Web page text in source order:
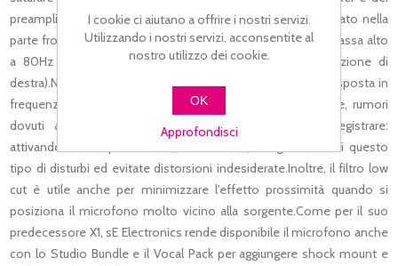
preamplificatori microfonici.Lo Switch Low-Cut è posizionato nella
parte frontale a destra del microfono ed inserisce un filtro passa alto
a 80Hz (nella posizione di sinistra) o 160Hz (nella posizione di
destra).Nella posizione centrale il filtro è inattivo, per una risposta in
frequenza lineare.Il soffio del vento, le consonanti plosive, rumori
dovuti al calpestio possono rovinare il segnale da registrare:
attivando il filtro passa alto (low cut filter) vengono ridotti questo
tipo di disturbi ed evitate distorsioni indesiderate.Inoltre, il filtro low
cut è utile anche per minimizzare l'effetto prossimità quando si
posiziona il microfono molto vicino alla sorgente.Come per il suo
predecessore X1, sE Electronics rende disponibile il microfono anche
con lo Studio Bundle e il Vocal Pack per aggiungere shock mount e
I cookie ci aiutano a offrire i nostri servizi.
Utilizzando i nostri servizi, acconsentite al
nostro utilizzo dei cookie.
OK
Approfondisci